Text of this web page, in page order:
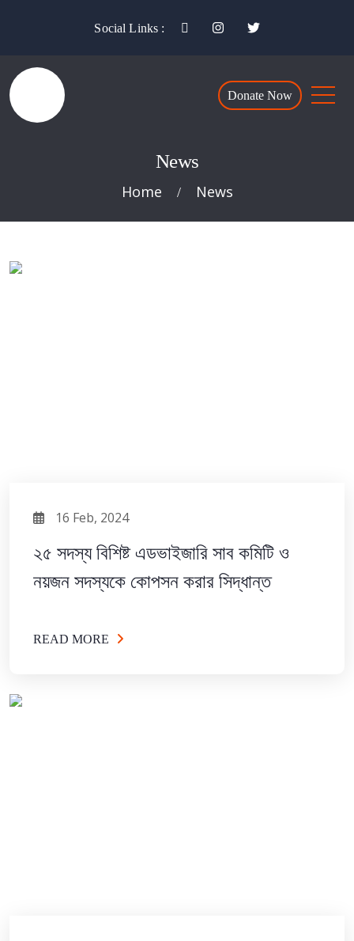
Social Links :
Donate Now
News
Home / News
16 Feb, 2024
২৫ সদস্য বিশিষ্ট এডভাইজারি সাব কমিটি ও
নয়জন সদস্যকে কোপসন করার সিদ্ধান্ত
READ MORE